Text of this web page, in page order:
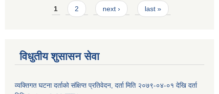
Pages1 2 next › last »
विधुतीय शुसासन सेवा
व्यक्तिगत घटना दर्ताको संक्षिप्त प्रतिवेदन, दर्ता मिति २०७९-०४-०१ देखि दर्ता